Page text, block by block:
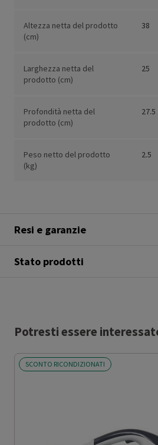
Altezza netta del prodotto
(cm)
38
Larghezza netta del
prodotto (cm)
25
Profondità netta del
prodotto (cm)
27.5
Peso netto del prodotto
(kg)
2.5
Resi e garanzie
Stato prodotti
Potresti essere
SCONTO RICONDIZIONATI